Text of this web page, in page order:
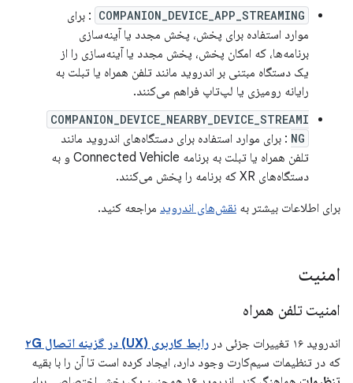
COMPANION_DEVICE_APP_STREAMING : برای
موارد استفاده برای پخش، پخش مجدد یا آینه‌سازی
برنامه‌ها، که امکان پخش، پخش مجدد یا آینه‌سازی را از
یک دستگاه مبتنی بر اندروید مانند تلفن همراه یا تبلت به
رایانه رومیزی یا لپ‌تاپ فراهم می‌کنند.
COMPANION_DEVICE_NEARBY_DEVICE_STREAMI
NG : برای موارد استفاده برای دستگاه‌های اندروید مانند
تلفن همراه یا تبلت به برنامه Connected Vehicle و به
دستگاه‌های XR که برنامه را پخش می‌کنند.
برای اطلاعات بیشتر به نقش‌های اندروید مراجعه کنید.
امنیت
امنیت تلفن همراه
اندروید ۱۶ تغییرات جزئی در
رابط کاربری (UX) در گزینه اتصال ۲G
که در تنظیمات سیم‌کارت وجود دارد، ایجاد کرده است تا آن را با بقیه